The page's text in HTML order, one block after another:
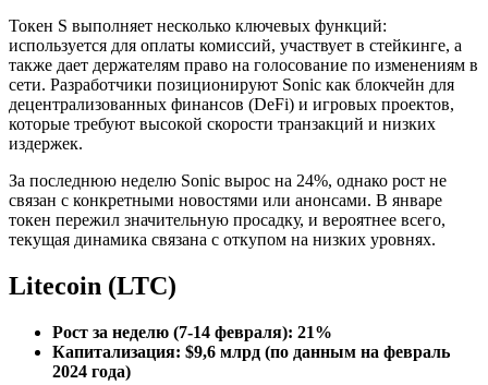
Токен S выполняет несколько ключевых функций:
используется для оплаты комиссий, участвует в стейкинге, а
также дает держателям право на голосование по изменениям в
сети. Разработчики позиционируют Sonic как блокчейн для
децентрализованных финансов (DeFi) и игровых проектов,
которые требуют высокой скорости транзакций и низких
издержек.
За последнюю неделю Sonic вырос на 24%, однако рост не
связан с конкретными новостями или анонсами. В январе
токен пережил значительную просадку, и вероятнее всего,
текущая динамика связана с откупом на низких уровнях.
Litecoin (LTC)
Рост за неделю (7-14 февраля): 21%
Капитализация: $9,6 млрд (по данным на февраль
2024 года)